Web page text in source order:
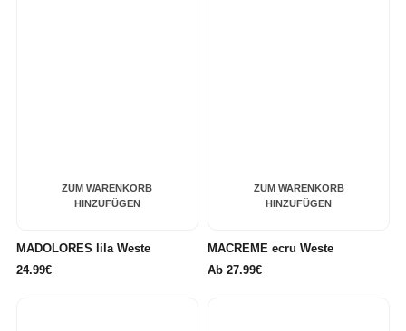
ZUM WARENKORB
HINZUFÜGEN
MADOLORES lila Weste
24.99€
ZUM WARENKORB
HINZUFÜGEN
MACREME ecru Weste
Ab 27.99€